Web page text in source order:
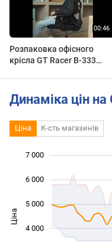
Розпаковка офісного
крісла GT Racer B-333
#homeoffice
Динаміка цін на
Ціна К-сть магазинів
Ціна
4 000
5 000
6 000
7 000